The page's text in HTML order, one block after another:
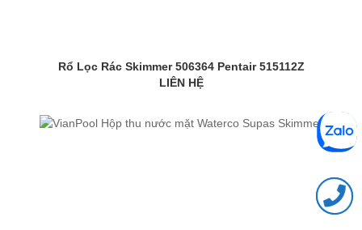
Rổ Lọc Rác Skimmer 506364 Pentair 515112Z
LIÊN HỆ